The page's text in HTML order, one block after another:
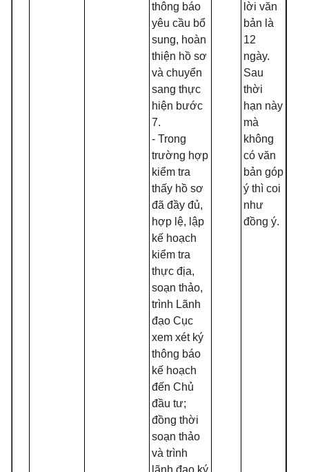
thông báo
yêu cầu bổ
sung, hoàn
thiện hồ sơ
và chuyển
sang thực
hiện bước
7.
- Trong
trường hợp
kiểm tra
thấy hồ sơ
đã đầy đủ,
hợp lệ, lập
kế hoạch
kiểm tra
thực địa,
soạn thảo,
trình Lãnh
đạo Cục
xem xét ký
thông báo
kế hoạch
đến Chủ
đầu tư;
đồng thời
soạn thảo
và trình
lãnh đạo ký
lời văn
bản là
12
ngày.
Sau
thời
hạn này
mà
không
có văn
bản góp
ý thì coi
như
đồng ý.